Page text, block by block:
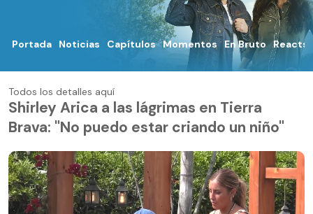
Portada Noticias Capítulos Momentos En Bruto Reacts
Todos los detalles aquí
Shirley Arica a las lágrimas en Tierra
Brava: "No puedo estar criando un niño"